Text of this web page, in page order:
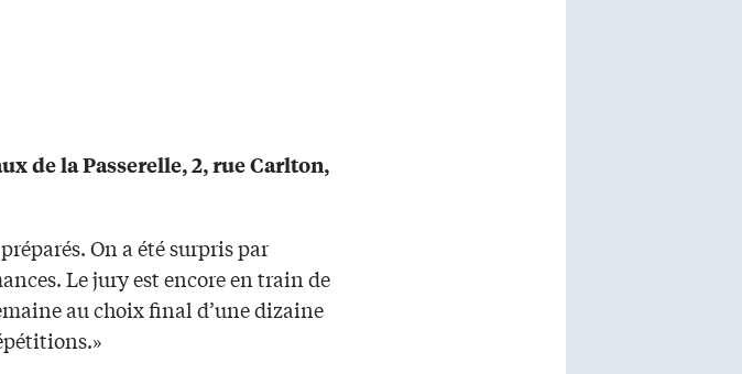
de la Passerelle, 2, rue Carlton,
On a été surpris par
Le jury est encore en train de
au choix final d’une dizaine